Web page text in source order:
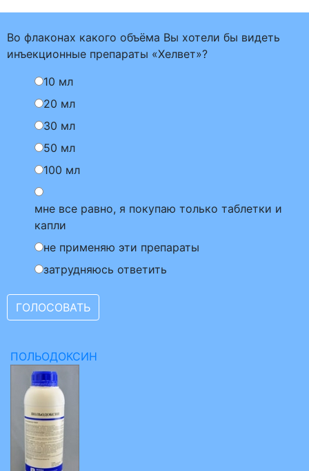
Во флаконах какого объёма Вы хотели бы видеть
инъекционные препараты «Хелвет»?
10 мл
20 мл
30 мл
50 мл
100 мл
мне все равно, я покупаю только таблетки и
капли
не применяю эти препараты
затрудняюсь ответить
ПОЛЬОДОКСИН